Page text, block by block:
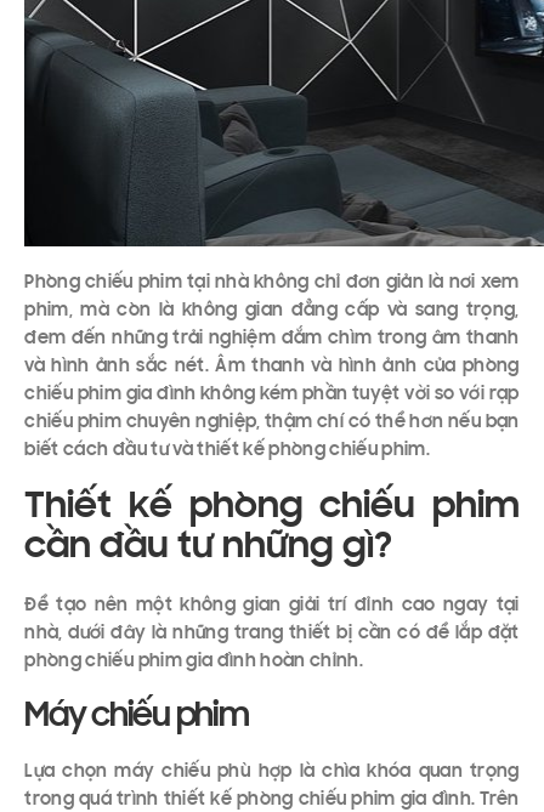
Phòng chiếu phim tại nhà không chỉ đơn giản là nơi xem
phim, mà còn là không gian đẳng cấp và sang trọng,
đem đến những trải nghiệm đắm chìm trong âm thanh
và hình ảnh sắc nét. Âm thanh và hình ảnh của phòng
chiếu phim gia đình không kém phần tuyệt vời so với rạp
chiếu phim chuyên nghiệp, thậm chí có thể hơn nếu bạn
biết cách đầu tư và thiết kế phòng chiếu phim.
Thiết kế phòng chiếu phim
cần đầu tư những gì?
Để tạo nên một không gian giải trí đỉnh cao ngay tại
nhà, dưới đây là những trang thiết bị cần có để lắp đặt
phòng chiếu phim gia đình hoàn chỉnh.
Máy chiếu phim
Lựa chọn máy chiếu phù hợp là chìa khóa quan trọng
trong quá trình thiết kế phòng chiếu phim gia đình. Trên